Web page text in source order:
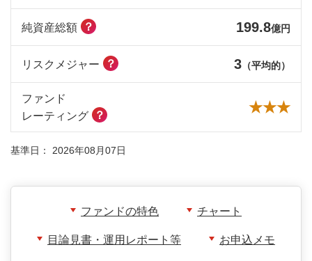
純資産総額 ？ 199.8億円
リスクメジャー ？ 3 （平均的）
ファンド
レーティング
？
★★★
基準日： 2026年08月07日
ファンドの特色 チャート
目論見書・運用レポート等 お申込メモ